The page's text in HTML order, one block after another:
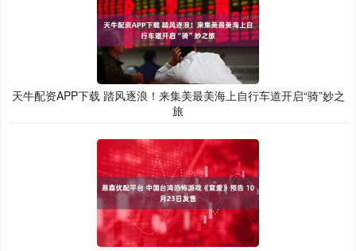
天牛配资APP下载 踏风逐浪！来集美最美海上自行车道开启“骑”妙之
旅